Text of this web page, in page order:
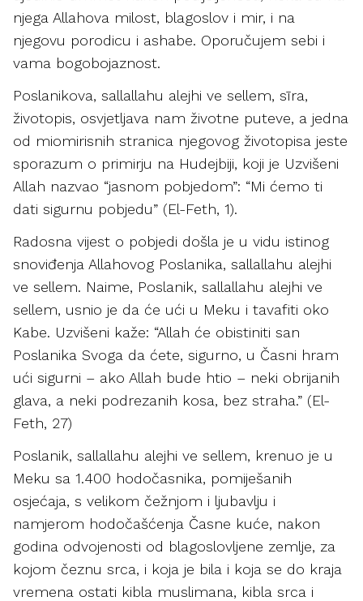
njega Allahova milost, blagoslov i mir, i na
njegovu porodicu i ashabe. Oporučujem sebi i
vama bogobojaznost.
Poslanikova, sallallahu alejhi ve sellem, sīra,
životopis, osvjetljava nam životne puteve, a jedna
od miomirisnih stranica njegovog životopisa jeste
sporazum o primirju na Hudejbiji, koji je Uzvišeni
Allah nazvao “jasnom pobjedom”: “Mi ćemo ti
dati sigurnu pobjedu” (El-Feth, 1).
Radosna vijest o pobjedi došla je u vidu istinog
snoviđenja Allahovog Poslanika, sallallahu alejhi
ve sellem. Naime, Poslanik, sallallahu alejhi ve
sellem, usnio je da će ući u Meku i tavafiti oko
Kabe. Uzvišeni kaže: “Allah će obistiniti san
Poslanika Svoga da ćete, sigurno, u Časni hram
ući sigurni – ako Allah bude htio – neki obrijanih
glava, a neki podrezanih kosa, bez straha.” (El-
Feth, 27)
Poslanik, sallallahu alejhi ve sellem, krenuo je u
Meku sa 1.400 hodočasnika, pomiješanih
osjećaja, s velikom čežnjom i ljubavlju i
namjerom hodočašćenja Časne kuće, nakon
godina odvojenosti od blagoslovljene zemlje, za
kojom čeznu srca, i koja je bila i koja se do kraja
vremena ostati kibla muslimana, kibla srca i